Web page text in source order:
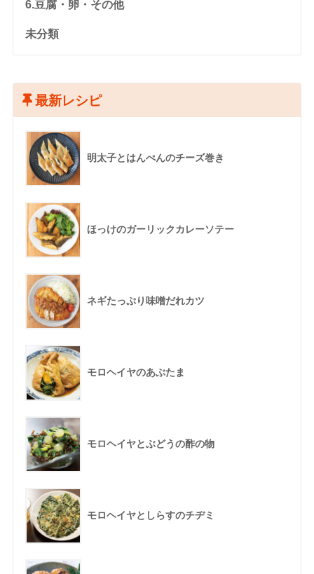
6.豆腐・卵・その他
未分類
最新レシピ
明太子とはんぺんのチーズ巻き
ほっけのガーリックカレーソテー
ネギたっぷり味噌だれカツ
モロヘイヤのあぶたま
モロヘイヤとぶどうの酢の物
モロヘイヤとしらすのチヂミ